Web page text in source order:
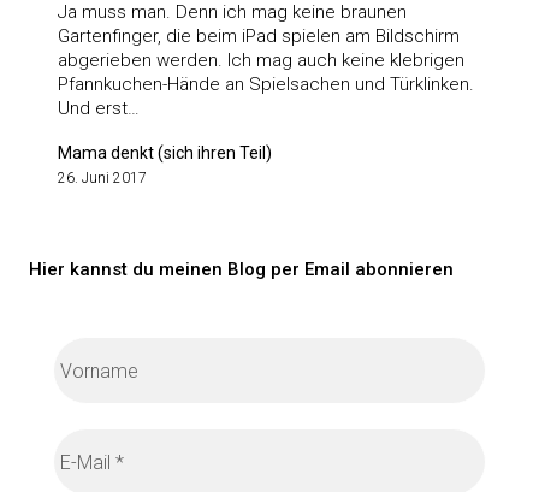
Ja muss man. Denn ich mag keine braunen
Gartenfinger, die beim iPad spielen am Bildschirm
abgerieben werden. Ich mag auch keine klebrigen
Pfannkuchen-Hände an Spielsachen und Türklinken.
Und erst…
Mama denkt (sich ihren Teil)
26. Juni 2017
Hier kannst du meinen Blog per Email abonnieren